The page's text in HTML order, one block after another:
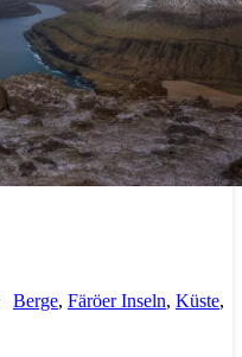
Berge, Färöer Inseln, Küste,